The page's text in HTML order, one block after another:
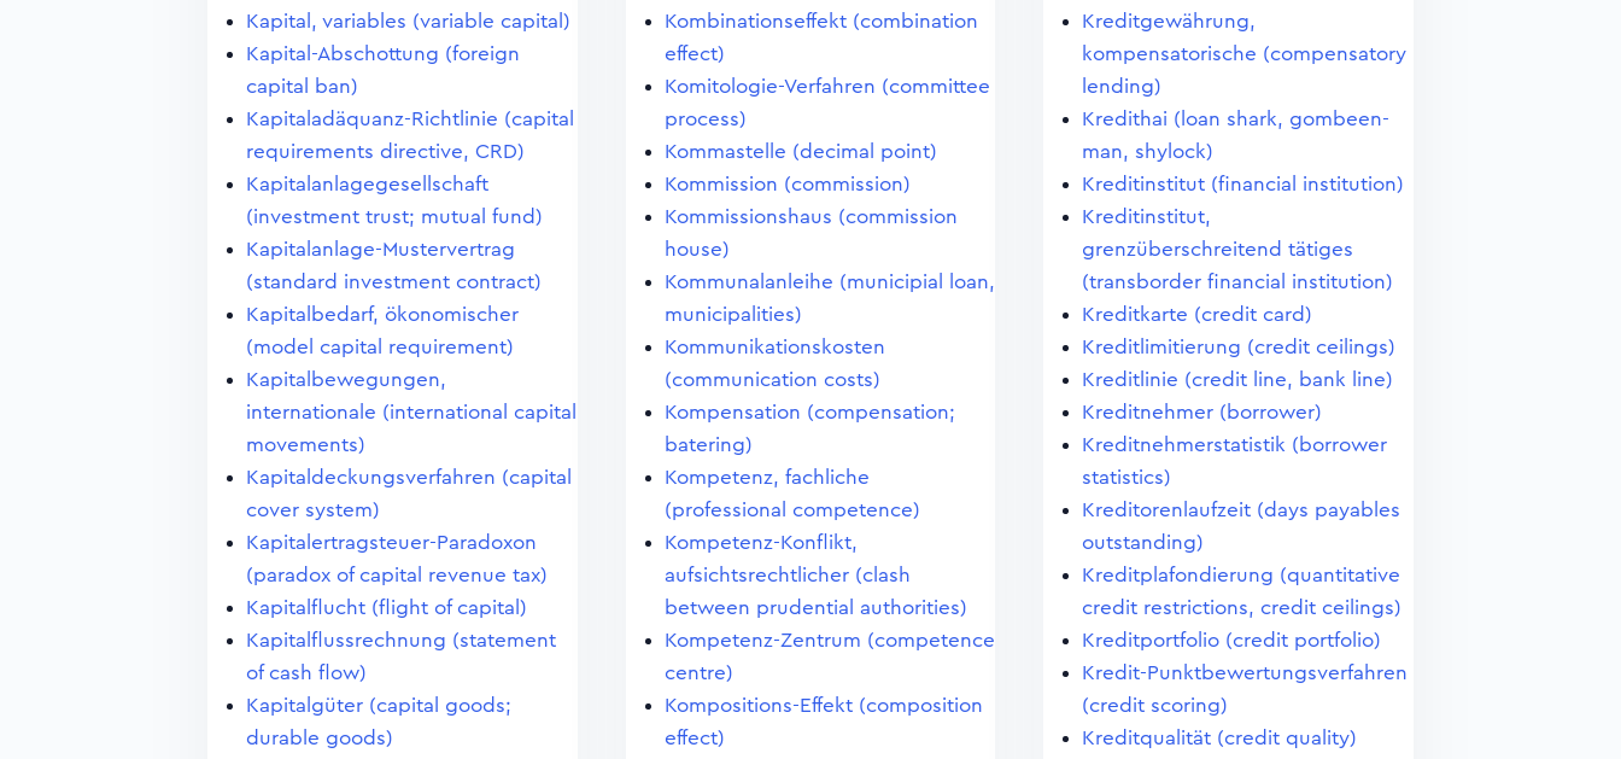
Kapital, variables (variable capital)
Kapital-Abschottung (foreign
capital ban)
Kapitaladäquanz-Richtlinie (capital
requirements directive, CRD)
Kapitalanlagegesellschaft
(investment trust; mutual fund)
Kapitalanlage-Mustervertrag
(standard investment contract)
Kapitalbedarf, ökonomischer
(model capital requirement)
Kapitalbewegungen,
internationale (international capital
movements)
Kapitaldeckungsverfahren (capital
cover system)
Kapitalertragsteuer-Paradoxon
(paradox of capital revenue tax)
Kapitalflucht (flight of capital)
Kapitalflussrechnung (statement
of cash flow)
Kapitalgüter (capital goods;
durable goods)
Kombinationseffekt (combination
effect)
Komitologie-Verfahren (committee
process)
Kommastelle (decimal point)
Kommission (commission)
Kommissionshaus (commission
house)
Kommunalanleihe (municipial loan,
municipalities)
Kommunikationskosten
(communication costs)
Kompensation (compensation;
batering)
Kompetenz, fachliche
(professional competence)
Kompetenz-Konflikt,
aufsichtsrechtlicher (clash
between prudential authorities)
Kompetenz-Zentrum (competence
centre)
Kompositions-Effekt (composition
effect)
Kreditgewährung,
kompensatorische (compensatory
lending)
Kredithai (loan shark, gombeen-
man, shylock)
Kreditinstitut (financial institution)
Kreditinstitut,
grenzüberschreitend tätiges
(transborder financial institution)
Kreditkarte (credit card)
Kreditlimitierung (credit ceilings)
Kreditlinie (credit line, bank line)
Kreditnehmer (borrower)
Kreditnehmerstatistik (borrower
statistics)
Kreditorenlaufzeit (days payables
outstanding)
Kreditplafondierung (quantitative
credit restrictions, credit ceilings)
Kreditportfolio (credit portfolio)
Kredit-Punktbewertungsverfahren
(credit scoring)
Kreditqualität (credit quality)